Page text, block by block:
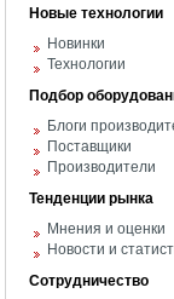
Новые технологии
Новинки
Технологии
Подбор
Блоги
Поставщики
Производители
Тенденции рынка
Мнения и оценки
Новости и
Сотрудничество